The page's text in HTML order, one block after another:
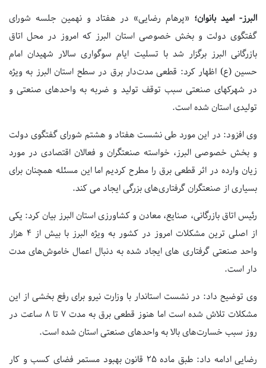
البرز- امید بانوان؛ «پرهام رضایی» در هفتاد و نهمین جلسه شورای
گفتگوی دولت و بخش خصوصی استان البرز که امروز در محل اتاق
بازرگانی البرز برگزار شد با تسلیت ایام سوگواری سالار شهیدان امام
حسین (ع) اظهار کرد: قطعی مدت‌دار برق در سطح استان البرز به ویژه
در شهرکهای صنعتی سبب توقف تولید و ضربه به واحدهای صنعتی و
تولیدی استان شده است.
وی افزود: در این مورد طی نشست هفتاد و هشتم شورای گفتگوی دولت
و بخش خصوصی البرز، خواسته صنعتگران و فعالان اقتصادی در مورد
زیان وارده در اثر قطعی برق را مطرح کردیم اما این مسئله همچنان برای
بسیاری از صنعتگران گرفتاری‌های بزرگی ایجاد می کند.
رئیس اتاق بازرگانی، صنایع، معادن و کشاورزی استان البرز بیان کرد: یکی
از اصلی ترین مشکلات امروز در کشور به ویژه البرز با بیش از ۴ هزار
واحد صنعتی گرفتاری های ایجاد شده به دنبال اعمال خاموش‌های مدت
دار است.
وی توضیح داد: در نشست استاندار با وزارت نیرو برای رفع بخشی از این
مشکلات تلاش شده است اما هنوز قطعی برق به مدت ۷ تا ۸ ساعت در
روز سبب خسارت‌های بالا به واحدهای صنعتی استان شده است.
رضایی ادامه داد: طبق ماده ۲۵ قانون بهبود مستمر فضای کسب و کار